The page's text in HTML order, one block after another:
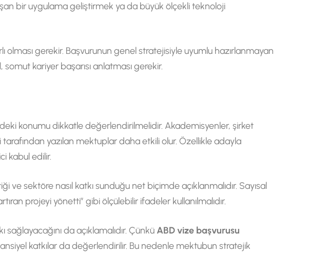
bir uygulama geliştirmek ya da büyük ölçekli teknoloji
olması gerekir. Başvurunun genel stratejisiyle uyumlu hazırlanmayan
kariyer başarısı anlatması gerekir.
konumu dikkatle değerlendirilmelidir. Akademisyenler, şirket
tarafından yazılan mektuplar daha etkili olur. Özellikle adayla
kabul edilir.
sektöre nasıl katkı sunduğu net biçimde açıklanmalıdır. Sayısal
projeyi yönetti” gibi ölçülebilir ifadeler kullanılmalıdır.
da açıklamalıdır. Çünkü ABD vize başvurusu
katkılar da değerlendirilir. Bu nedenle mektubun stratejik